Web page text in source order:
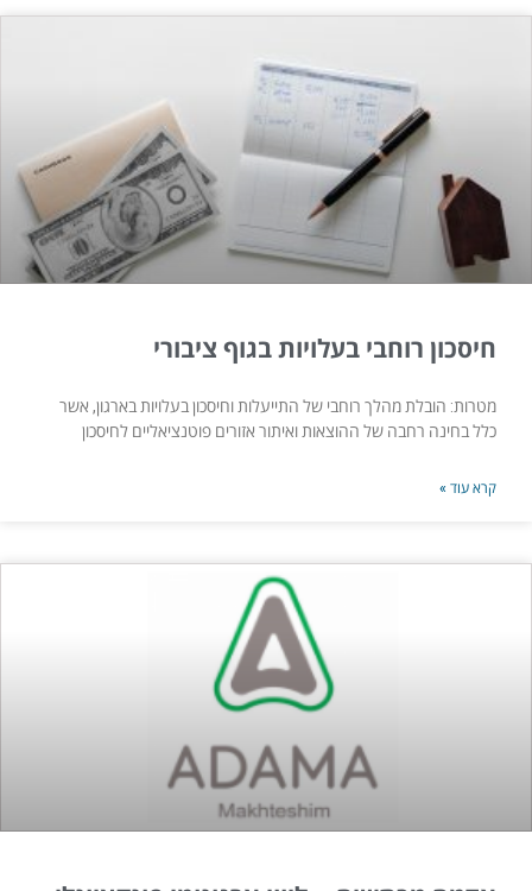
חיסכון רוחבי בעלויות בגוף ציבורי
מטרות: הובלת מהלך רוחבי של התייעלות וחיסכון בעלויות בארגון, אשר
כלל בחינה רחבה של ההוצאות ואיתור אזורים פוטנציאליים לחיסכון
קרא עוד »